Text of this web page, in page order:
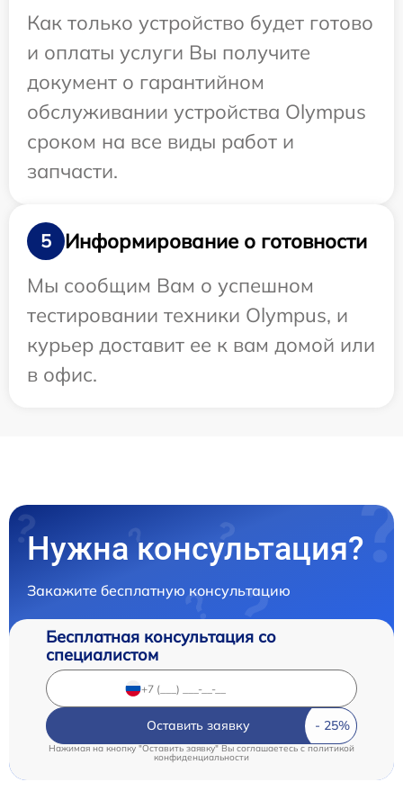
Как только устройство будет готово
и оплаты услуги Вы получите
документ о гарантийном
обслуживании устройства Olympus
сроком на все виды работ и
запчасти.
5
Информирование о готовности
Мы сообщим Вам о успешном
тестировании техники Olympus, и
курьер доставит ее к вам домой или
в офис.
Нужна консультация?
Закажите бесплатную консультацию
Бесплатная консультация со
специалистом
Оставить заявку
Нажимая на кнопку "Оставить заявку" Вы соглашаетесь c политикой
конфиденциальности